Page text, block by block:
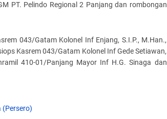
PT. Pelindo Regional 2 Panjang dan rombongan
043/Gatam Kolonel Inf Enjang, S.I.P., M.Han.,
Kasrem 043/Gatam Kolonel Inf Gede Setiawan,
410-01/Panjang Mayor Inf H.G. Sinaga dan
(Persero)